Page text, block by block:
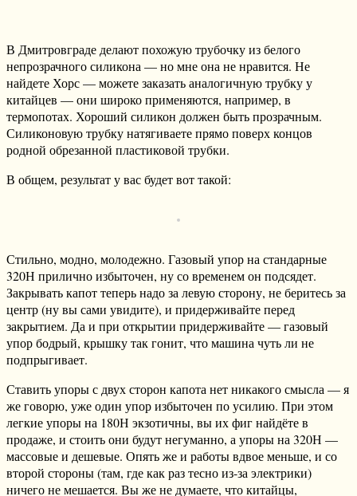
В Дмитровграде делают похожую трубочку из белого
непрозрачного силикона — но мне она не нравится. Не
найдете Хорс — можете заказать аналогичную трубку у
китайцев — они широко применяются, например, в
термопотах. Хороший силикон должен быть прозрачным.
Силиконовую трубку натягиваете прямо поверх концов
родной обрезанной пластиковой трубки.
В общем, результат у вас будет вот такой:
Стильно, модно, молодежно. Газовый упор на стандарные
320Н прилично избыточен, ну со временем он подсядет.
Закрывать капот теперь надо за левую сторону, не беритесь за
центр (ну вы сами увидите), и придерживайте перед
закрытием. Да и при открытии придерживайте — газовый
упор бодрый, крышку так гонит, что машина чуть ли не
подпрыгивает.
Ставить упоры с двух сторон капота нет никакого смысла — я
же говорю, уже один упор избыточен по усилию. При этом
легкие упоры на 180Н экзотичны, вы их фиг найдёте в
продаже, и стоить они будут негуманно, а упоры на 320Н —
массовые и дешевые. Опять же и работы вдвое меньше, и со
второй стороны (там, где как раз тесно из-за электрики)
ничего не мешается. Вы же не думаете, что китайцы,